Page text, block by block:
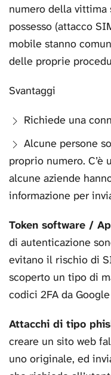
numero della vittima
possesso (attacco
mobile stanno
delle proprie
Svantaggi
Richiede una
Alcune persone
proprio numero. C’è
alcune aziende
informazione per
Token software /
di autenticazione
evitano il rischio di
scoperto un tipo di
codici 2FA da
Attacchi di tipo
creare un sito web
uno originale, ed